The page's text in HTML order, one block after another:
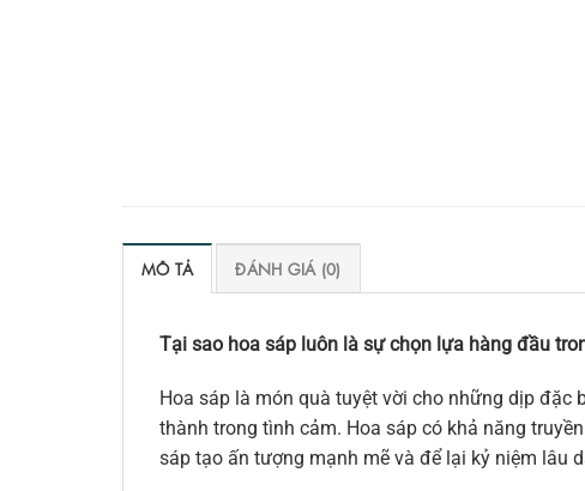
MÔ TẢ ĐÁNH GIÁ (0)
Tại sao hoa sáp luôn là sự chọn lựa hàng đầu
Hoa sáp là món quà tuyệt vời cho những dịp đặc
thành trong tình cảm. Hoa sáp có khả năng
sáp tạo ấn tượng mạnh mẽ và để lại kỷ niệm lâu